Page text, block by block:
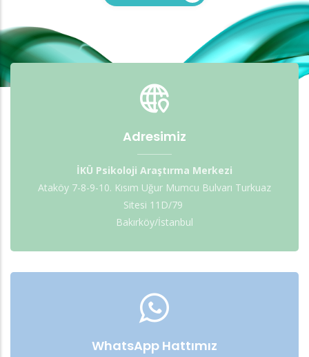
Adresimiz
İKÜ Psikoloji Araştırma Merkezi
Ataköy 7-8-9-10. Kısım Uğur Mumcu Bulvarı Turkuaz
Sitesi 11D/79
Bakırköy/İstanbul
WhatsApp Hattımız